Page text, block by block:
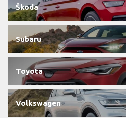
Škoda
Subaru
Toyota
Volkswagen